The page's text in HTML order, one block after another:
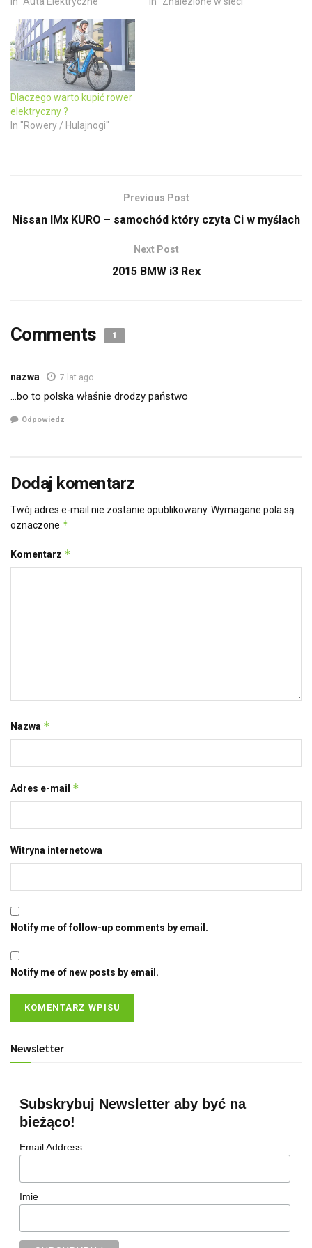
e
w
i
n
d
o
w
n
w
w
i
n
d
o
w
)
Dlaczego warto kupić rower
elektryczny ?
In "Rowery / Hulajnogi"
Previous Post
Nissan IMx KURO – samochód który czyta Ci w myślach
Next Post
2015 BMW i3 Rex
Comments 1
nazwa 7 lat ago
…bo to polska właśnie drodzy państwo
Odpowiedz
Dodaj komentarz
Twój adres e-mail nie zostanie opublikowany. Wymagane pola są
oznaczone *
Komentarz *
Nazwa *
Adres e-mail *
Witryna internetowa
Notify me of follow-up comments by email.
Notify me of new posts by email.
Newsletter
Subskrybuj Newsletter aby być na
bieżąco!
Email Address
Imie